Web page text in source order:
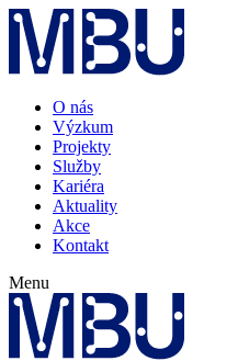
O nás
Výzkum
Projekty
Služby
Kariéra
Aktuality
Akce
Kontakt
Menu